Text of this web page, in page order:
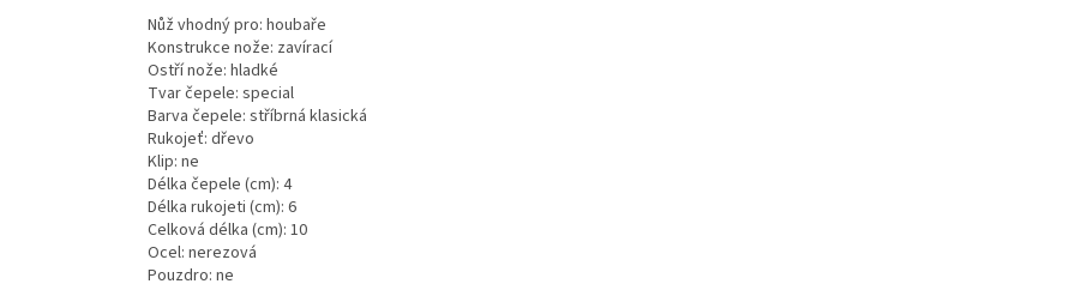
Nůž vhodný pro: houbaře
Konstrukce nože: zavírací
Ostří nože: hladké
Tvar čepele: special
Barva čepele: stříbrná klasická
Rukojeť: dřevo
Klip: ne
Délka čepele (cm): 4
Délka rukojeti (cm): 6
Celková délka (cm): 10
Ocel: nerezová
Pouzdro: ne